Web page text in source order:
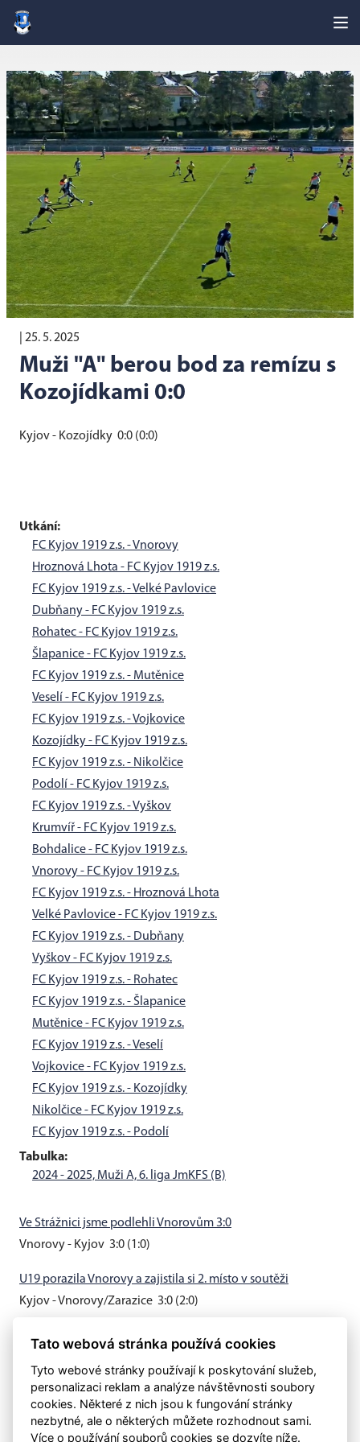
25. 5. 2025
Muži "A" berou bod za remízu s
Kozojídkami 0:0
Kyjov - Kozojídky 0:0 (0:0)
Utkání:
FC Kyjov 1919 z.s. - Vnorovy
Hroznová Lhota - FC Kyjov 1919 z.s.
FC Kyjov 1919 z.s. - Velké Pavlovice
Dubňany - FC Kyjov 1919 z.s.
Rohatec - FC Kyjov 1919 z.s.
Šlapanice - FC Kyjov 1919 z.s.
FC Kyjov 1919 z.s. - Mutěnice
Veselí - FC Kyjov 1919 z.s.
FC Kyjov 1919 z.s. - Vojkovice
Kozojídky - FC Kyjov 1919 z.s.
FC Kyjov 1919 z.s. - Nikolčice
Podolí - FC Kyjov 1919 z.s.
FC Kyjov 1919 z.s. - Vyškov
Krumvíř - FC Kyjov 1919 z.s.
Bohdalice - FC Kyjov 1919 z.s.
Vnorovy - FC Kyjov 1919 z.s.
FC Kyjov 1919 z.s. - Hroznová Lhota
Velké Pavlovice - FC Kyjov 1919 z.s.
FC Kyjov 1919 z.s. - Dubňany
Vyškov - FC Kyjov 1919 z.s.
FC Kyjov 1919 z.s. - Rohatec
FC Kyjov 1919 z.s. - Šlapanice
Mutěnice - FC Kyjov 1919 z.s.
FC Kyjov 1919 z.s. - Veselí
Vojkovice - FC Kyjov 1919 z.s.
FC Kyjov 1919 z.s. - Kozojídky
Nikolčice - FC Kyjov 1919 z.s.
FC Kyjov 1919 z.s. - Podolí
Tabulka:
2024 - 2025, Muži A, 6. liga JmKFS (B)
Ve Strážnici jsme podlehli Vnorovům 3:0
Vnorovy - Kyjov 3:0 (1:0)
U19 porazila Vnorovy a zajistila si 2. místo v soutěži
Kyjov - Vnorovy/Zarazice 3:0 (2:0)
Muži B vyhráli v Hovoranech 3:0
Tato webová stránka používá cookies
Tyto webové stránky používají k poskytování služeb,
personalizaci reklam a analýze návštěvnosti soubory
cookies. Některé z nich jsou k fungování stránky
nezbytné, ale o některých můžete rozhodnout sami.
Více o používání souborů cookies se dozvíte níže.